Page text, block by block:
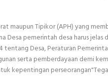
maupun Tipikor (APH) yang
Desa pemerintah desa harus jelas
tentang Desa, Peraturan
serta pemberdayaan demi
kepentingan